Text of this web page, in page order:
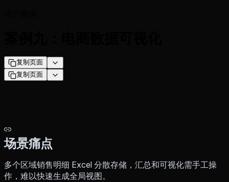
复制页面
复制页面
场景痛点
多个区域销售明细 Excel 分散存储，汇总和可视化需手工操
作，难以快速生成全局视图。